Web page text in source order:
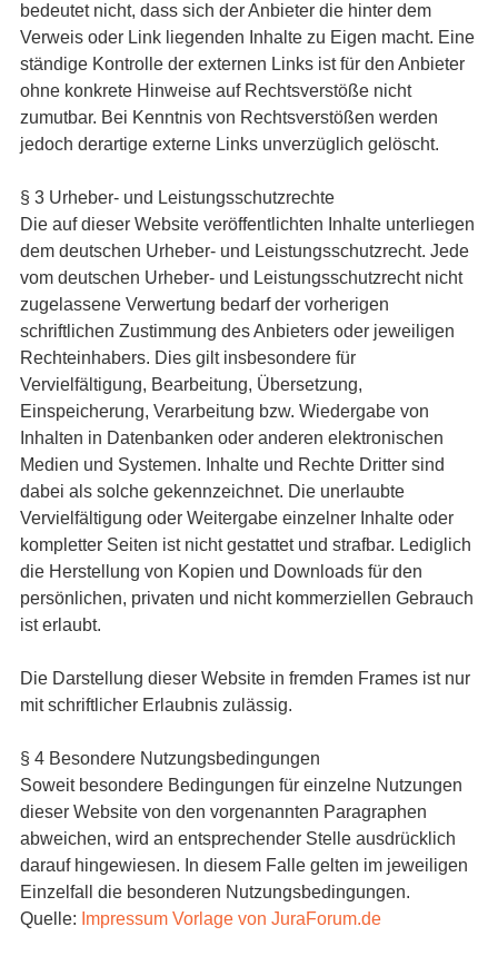
bedeutet nicht, dass sich der Anbieter die hinter dem
Verweis oder Link liegenden Inhalte zu Eigen macht. Eine
ständige Kontrolle der externen Links ist für den Anbieter
ohne konkrete Hinweise auf Rechtsverstöße nicht
zumutbar. Bei Kenntnis von Rechtsverstößen werden
jedoch derartige externe Links unverzüglich gelöscht.
§ 3 Urheber- und Leistungsschutzrechte
Die auf dieser Website veröffentlichten Inhalte unterliegen
dem deutschen Urheber- und Leistungsschutzrecht. Jede
vom deutschen Urheber- und Leistungsschutzrecht nicht
zugelassene Verwertung bedarf der vorherigen
schriftlichen Zustimmung des Anbieters oder jeweiligen
Rechteinhabers. Dies gilt insbesondere für
Vervielfältigung, Bearbeitung, Übersetzung,
Einspeicherung, Verarbeitung bzw. Wiedergabe von
Inhalten in Datenbanken oder anderen elektronischen
Medien und Systemen. Inhalte und Rechte Dritter sind
dabei als solche gekennzeichnet. Die unerlaubte
Vervielfältigung oder Weitergabe einzelner Inhalte oder
kompletter Seiten ist nicht gestattet und strafbar. Lediglich
die Herstellung von Kopien und Downloads für den
persönlichen, privaten und nicht kommerziellen Gebrauch
ist erlaubt.
Die Darstellung dieser Website in fremden Frames ist nur
mit schriftlicher Erlaubnis zulässig.
§ 4 Besondere Nutzungsbedingungen
Soweit besondere Bedingungen für einzelne Nutzungen
dieser Website von den vorgenannten Paragraphen
abweichen, wird an entsprechender Stelle ausdrücklich
darauf hingewiesen. In diesem Falle gelten im jeweiligen
Einzelfall die besonderen Nutzungsbedingungen.
Quelle: Impressum Vorlage von JuraForum.de